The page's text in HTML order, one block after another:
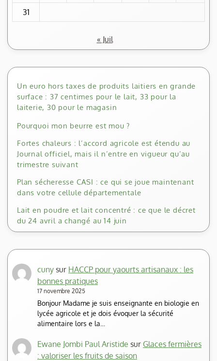
31
« Juil
Un euro hors taxes de produits laitiers en grande
surface : 37 centimes pour le lait, 33 pour la
laiterie, 30 pour le magasin
Pourquoi mon beurre est mou ?
Fortes chaleurs : l’accord agricole est étendu au
Journal officiel, mais il n’entre en vigueur qu’au
trimestre suivant
Plan sécheresse CASI : ce qui se joue maintenant
dans votre cellule départementale
Lait en poudre et lait concentré : ce que le décret
du 24 avril a changé au 14 juin
cuny sur HACCP pour yaourts artisanaux : les
bonnes pratiques
17 novembre 2025
Bonjour Madame je suis enseignante en biologie en
lycée agricole et je dois évoquer la sécurité
alimentaire lors e la…
Ewane Jombi Paul Aristide sur Glaces fermières
: valoriser les fruits de saison